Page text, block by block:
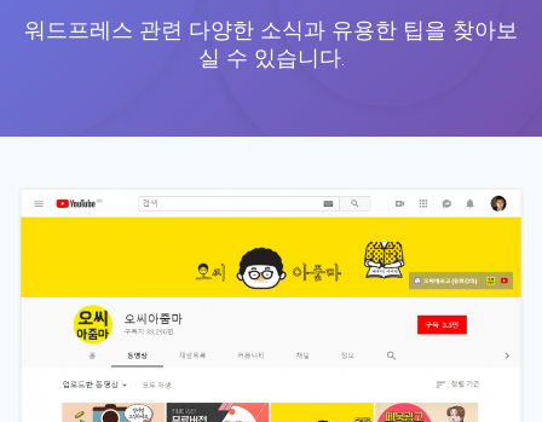
워드프레스 관련 다양한 소식과 유용한 팁을 찾아보
실 수 있습니다.